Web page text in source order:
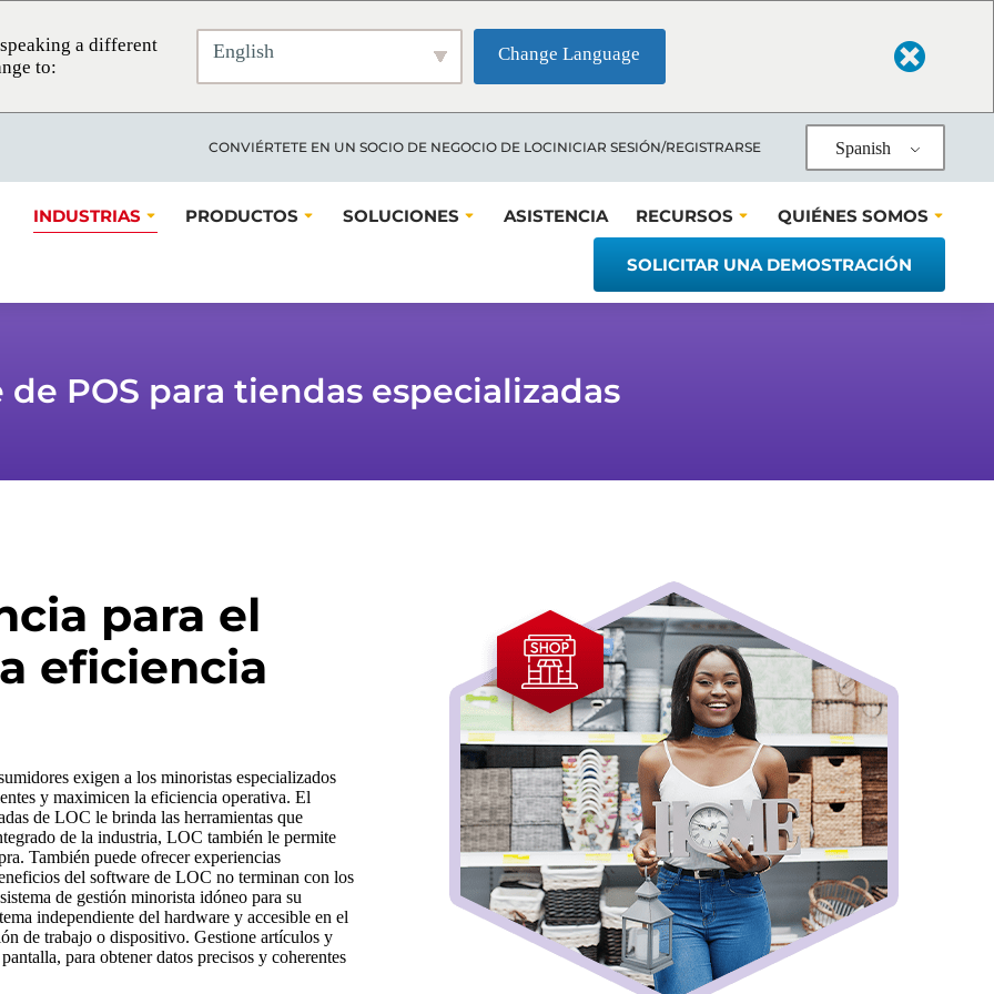
a different
to:
English Change Language
CONVIÉRTETE EN UN SOCIO DE NEGOCIO DE LOCINICIAR SESIÓN/REGISTRARSE Spanish
INDUSTRIAS PRODUCTOS SOLUCIONES ASISTENCIA RECURSOS QUIÉNES SOMOS
SOLICITAR UNA DEMOSTRACIÓN
POS para tiendas especializadas
para el
eficiencia
exigen a los minoristas especializados
y maximicen la eficiencia operativa. El
de LOC le brinda las herramientas que
de la industria, LOC también le permite
También puede ofrecer experiencias
del software de LOC no terminan con los
de gestión minorista idóneo para su
independiente del hardware y accesible en el
de trabajo o dispositivo. Gestione artículos y
para obtener datos precisos y coherentes